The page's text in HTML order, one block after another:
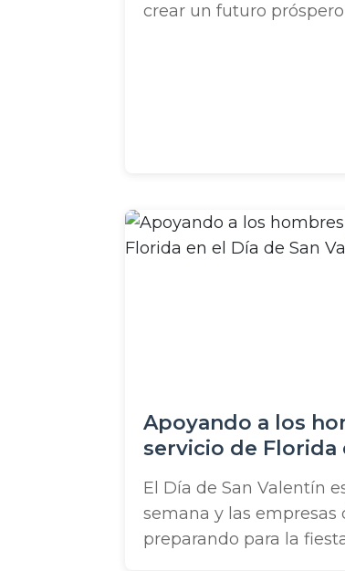
crear un futuro
Apoyando a los
servicio de Florida
El Día de San Valentín
semana y las empresas
preparando para la